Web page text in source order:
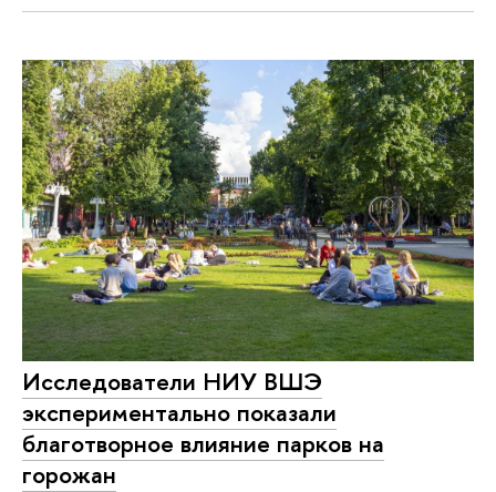
Исследователи НИУ ВШЭ
экспериментально показали
благотворное влияние парков на
горожан